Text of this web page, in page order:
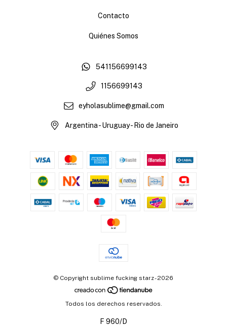
Contacto
Quiénes Somos
541156699143
1156699143
eyholasublime@gmail.com
Argentina - Uruguay - Rio de Janeiro
© Copyright sublime fucking starz - 2026
Todos los derechos reservados.
F 960/D